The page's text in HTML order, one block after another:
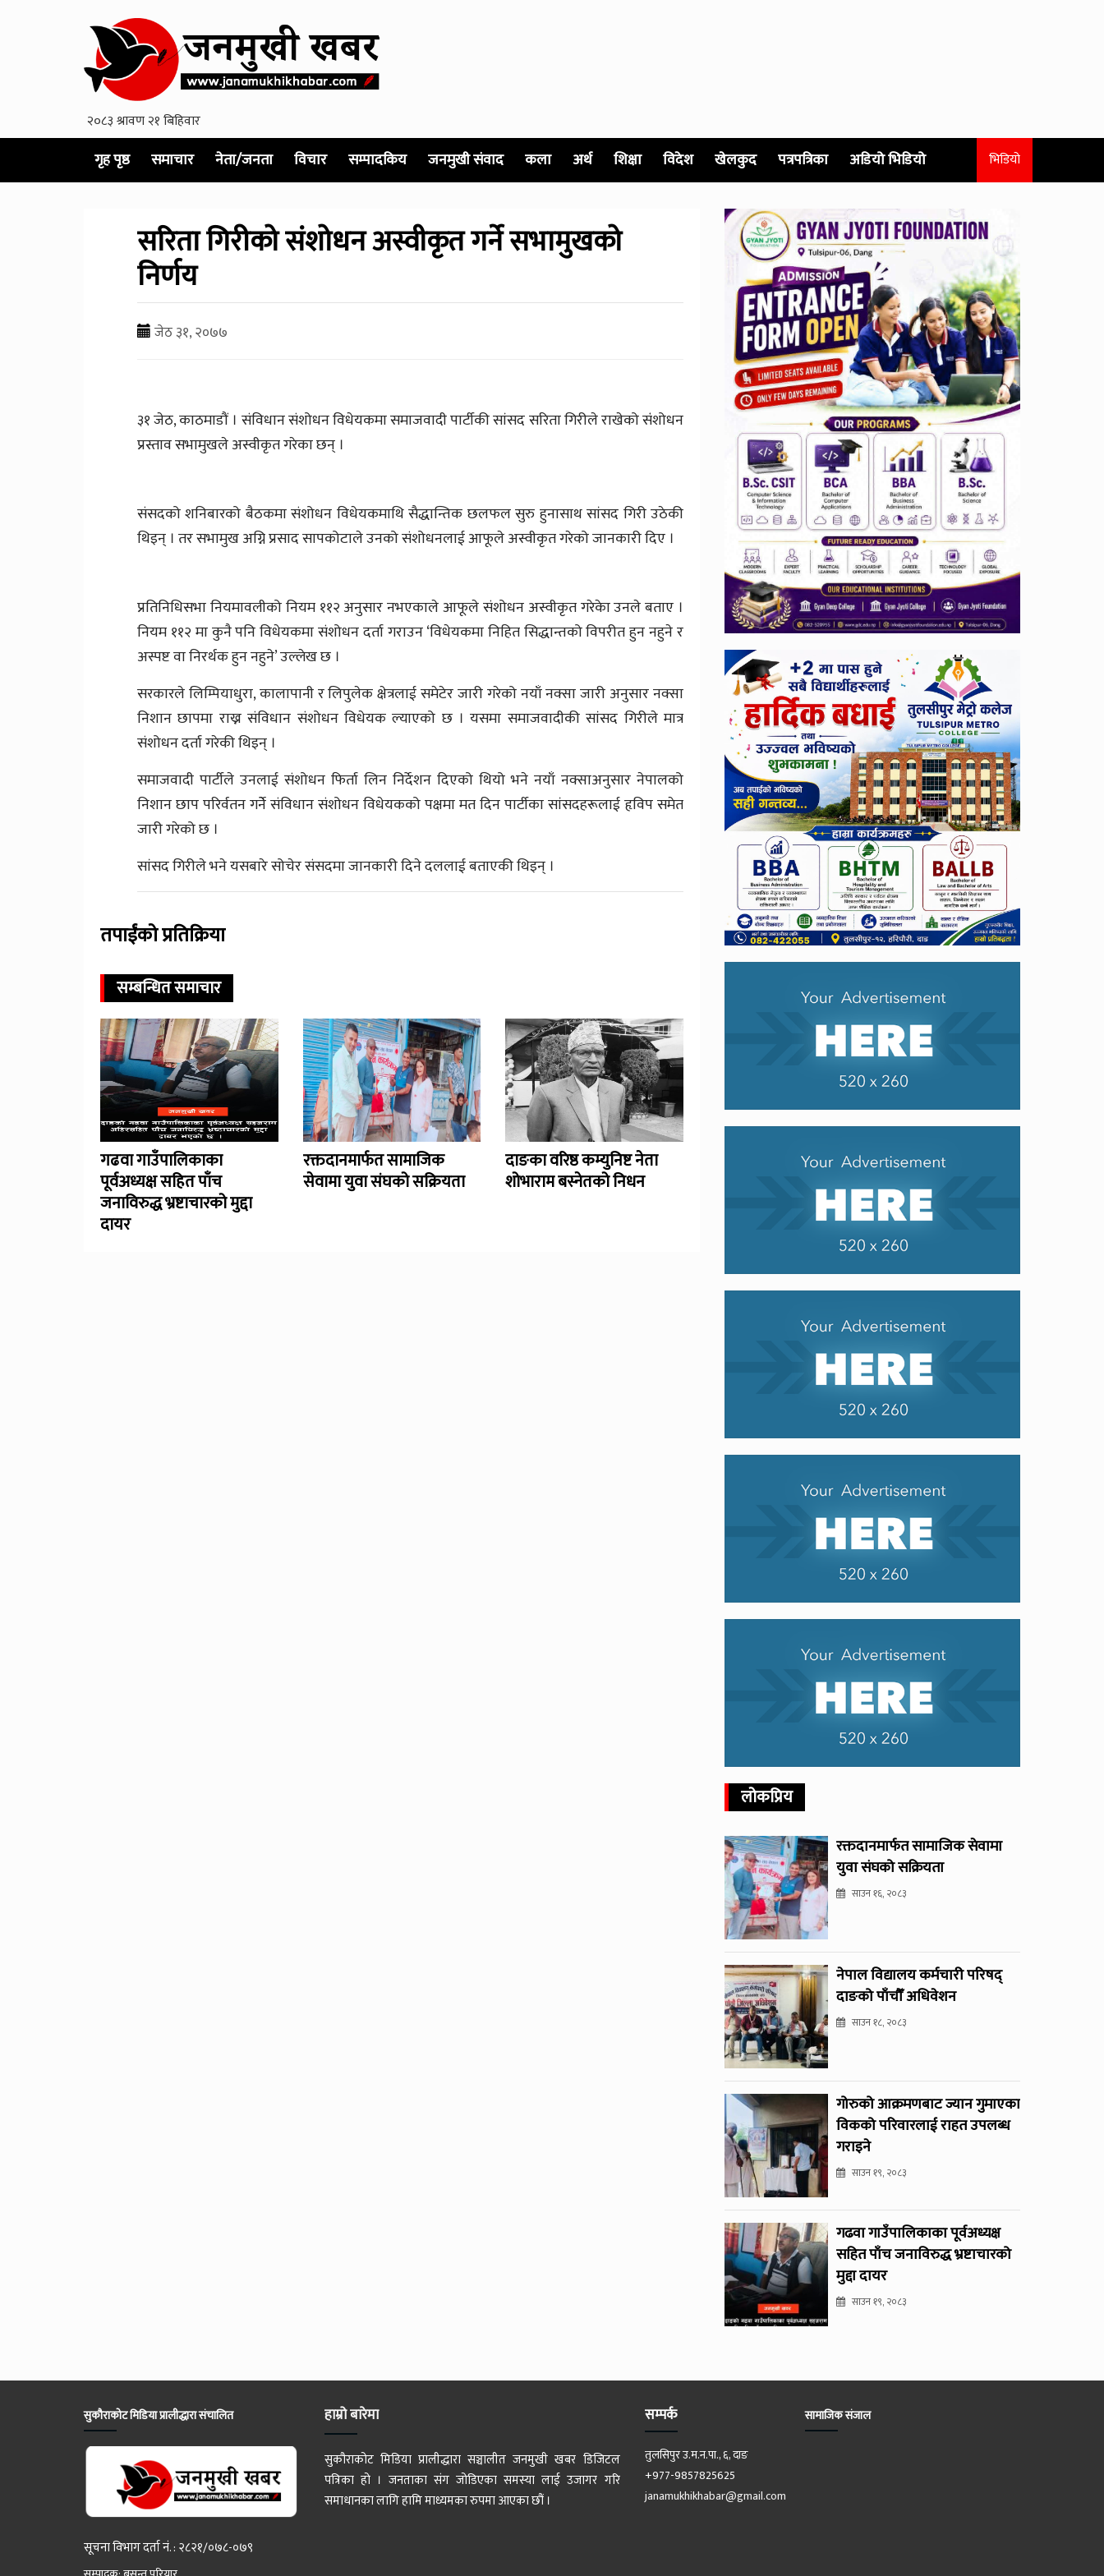
गृह पृष्ठ समाचार नेता/जनता विचार सम्पादकिय जनमुखी संवाद कला अर्थ शिक्षा विदेश खेलकुद पत्रपत्रिका अडियो भिडियो भिडियो
सरिता गिरीको संशोधन अस्वीकृत गर्ने सभामुखको
निर्णय
जेठ ३१, २०७७
३१ जेठ, काठमाडौं । संविधान संशोधन विधेयकमा समाजवादी पार्टीकी सांसद सरिता गिरीले राखेको संंशोधन
प्रस्ताव सभामुखले अस्वीकृत गरेका छन् ।
संसदको शनिबारको बैठकमा संशोधन विधेयकमाथि सैद्धान्तिक छलफल सुरु हुनासाथ सांसद गिरी उठेकी
थिइन् । तर सभामुख अग्नि प्रसाद सापकोटाले उनको संशोधनलाई आफूले अस्वीकृत गरेको जानकारी दिए ।
प्रतिनिधिसभा नियमावलीको नियम ११२ अनुसार नभएकाले आफूले संशोधन अस्वीकृत गरेकेा उनले बताए ।
नियम ११२ मा कुनै पनि विधेयकमा संशोधन दर्ता गराउन ‘विधेयकमा निहित सिद्धान्तको विपरीत हुन नहुने र
अस्पष्ट वा निरर्थक हुन नहुने’ उल्लेख छ ।
सरकारले लिम्पियाधुरा, कालापानी र लिपुलेक क्षेत्रलाई समेटेर जारी गरेको नयाँ नक्सा जारी अनुसार नक्सा
निशान छापमा राख्न संविधान संशोधन विधेयक ल्याएको छ । यसमा समाजवादीकी सांसद गिरीले मात्र
संशोधन दर्ता गरेकी थिइन् ।
समाजवादी पार्टीले उनलाई संशोधन फिर्ता लिन निर्देशन दिएको थियो भने नयाँ नक्साअनुसार नेपालको
निशान छाप परिर्वतन गर्नेे संविधान संशोधन विधेयकको पक्षमा मत दिन पार्टीका सांसदहरूलाई हृविप समेत
जारी गरेको छ ।
सांसद गिरीले भने यसबारे सोचेर संसदमा जानकारी दिने दललाई बताएकी थिइन् ।
तपाईंको प्रतिक्रिया
सम्बन्धित समाचार
गढवा गाउँपालिकाका
पूर्वअध्यक्ष सहित पाँच
जनाविरुद्ध भ्रष्टाचारको मुद्दा
दायर
रक्तदानमार्फत सामाजिक
सेवामा युवा संघको सक्रियता
दाङका वरिष्ठ कम्युनिष्ट नेता
शोभाराम बस्नेतको निधन
लोकप्रिय
रक्तदानमार्फत सामाजिक सेवामा
युवा संघको सक्रियता
साउन १६, २०८३
नेपाल विद्यालय कर्मचारी परिषद्
दाङको पाँचौँ अधिवेशन
साउन १८, २०८३
गोरुको आक्रमणबाट ज्यान गुमाएका
विकको परिवारलाई राहत उपलब्ध
गराइने
साउन १९, २०८३
गढवा गाउँपालिकाका पूर्वअध्यक्ष
सहित पाँच जनाविरुद्ध भ्रष्टाचारको
मुद्दा दायर
साउन १९, २०८३
सुकौराकोट मिडिया प्रालीद्धारा संचालित
सूचना विभाग दर्ता नं. : २८२१/०७८-०७९
हाम्रो बारेमा
सुकौराकोट मिडिया प्रालीद्धारा सञ्चालीत जनमुखी खबर डिजिटल
पत्रिका हो । जनताका संग जोडिएका समस्या लाई उजागर गरि
समाधानका लागि हामि माध्यमका रुपमा आएका छौं ।
सम्पर्क
तुलसिपुर उ.म.न.पा., ६, दाङ
+977-9857825625
janamukhikhabar@gmail.com
सामाजिक संजाल